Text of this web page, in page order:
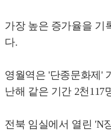
가장 높은 증가율을 기
다.
영월역은 '단종문화제'
난해 같은 기간 2천117
전북 임실에서 열린 'N